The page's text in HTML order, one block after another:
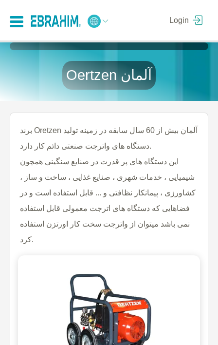
Login
Oertzen آلمان
برند Oretzen آلمان بیش از 60 سال سابقه در زمینه تولید
دستگاه های واترجت صنعتی دائم کار دارد.
این دستگاه های پر قدرت در صنایع سنگینی همچون
شیمیایی ، خدمات شهری ، صنایع غذایی ، ساخت و ساز ،
کشاورزی ، پیمانکار نظافتی و ... قابل استفاده است و در
فضاهایی که دستگاه های اترجت معمولی قابل استفاده
نمی باشد میتوان از واترجت سخت کار اورتزن استفاده
کرد.